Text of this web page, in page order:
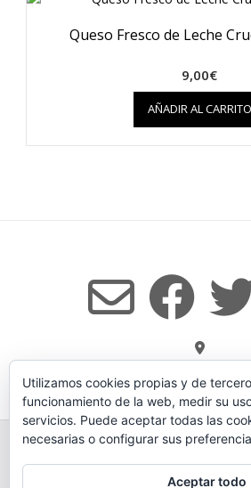
Queso Fresco de Leche
9,00€
AÑADIR AL CARRITO
TODOS LOS PRODUCTOS
GANADERÍA PROPIA
Utilizamos cookies propias y de
funcionamiento de la web, medir su
servicios. Puede aceptar todas las
necesarias o configurar sus
Aceptar todo